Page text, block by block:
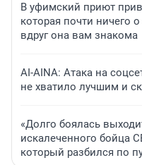
В уфимский приют
которая почти ничего
вдруг она вам знакома
AI-AINA: Атака на
не хватило лучшим и
«Долго боялась
искалеченного бойца
который разбился по